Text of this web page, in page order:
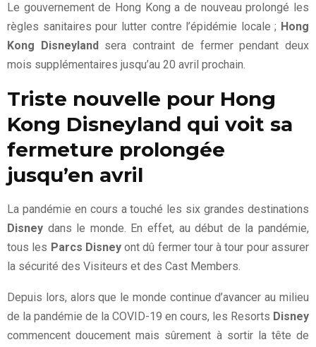
Le gouvernement de Hong Kong a de nouveau prolongé les
règles sanitaires pour lutter contre l’épidémie locale ; Hong
Kong Disneyland sera contraint de fermer pendant deux
mois supplémentaires jusqu’au 20 avril prochain.
Triste nouvelle pour Hong
Kong Disneyland qui voit sa
fermeture prolongée
jusqu’en avril
La pandémie en cours a touché les six grandes destinations
Disney dans le monde. En effet, au début de la pandémie,
tous les Parcs Disneyont dû fermer tour à tour pour assurer
la sécurité des Visiteurs et des Cast Members.
Depuis lors, alors que le monde continue d’avancer au milieu
de la pandémie de la COVID-19 en cours, les Resorts Disney
commencent doucement mais sûrement à sortir la tête de